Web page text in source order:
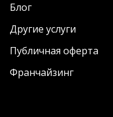
Блог
Другие услуги
Публичная оферта
Франчайзинг